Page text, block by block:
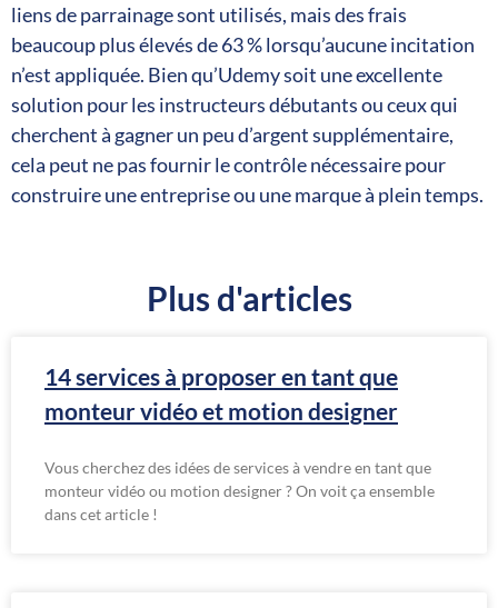
liens de parrainage sont utilisés, mais des frais
beaucoup plus élevés de 63 % lorsqu’aucune incitation
n’est appliquée. Bien qu’Udemy soit une excellente
solution pour les instructeurs débutants ou ceux qui
cherchent à gagner un peu d’argent supplémentaire,
cela peut ne pas fournir le contrôle nécessaire pour
construire une entreprise ou une marque à plein temps.
Plus d'articles
14 services à proposer en tant que
monteur vidéo et motion designer
Vous cherchez des idées de services à vendre en tant que
monteur vidéo ou motion designer ? On voit ça ensemble
dans cet article !